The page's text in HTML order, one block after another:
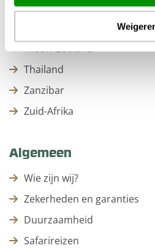
Mexico
Nieuw-Zeeland
Thailand
Zanzibar
Zuid-Afrika
Algemeen
Wie zijn wij?
Zekerheden en garanties
Duurzaamheid
Safarireizen